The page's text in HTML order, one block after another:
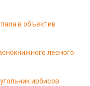
в объектив
лесного
ирбисов